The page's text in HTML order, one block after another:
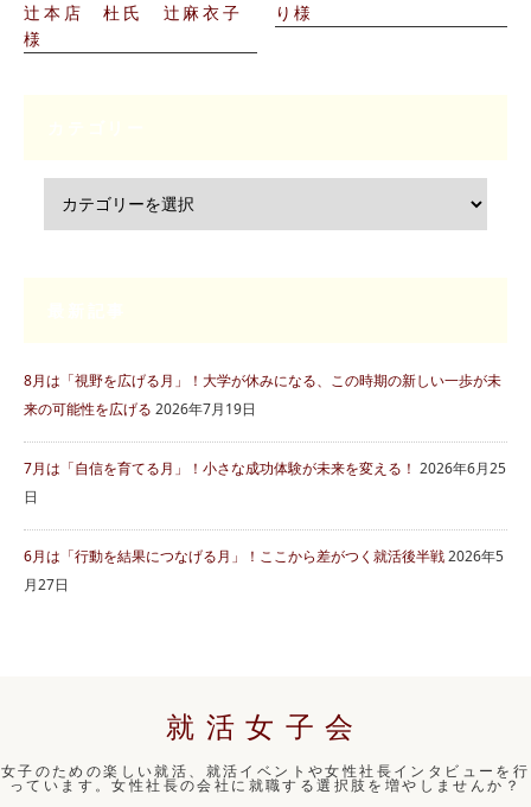
辻本店 杜氏 辻麻衣子
様
り様
8月は「視野を広げる月」！大学が休みになる、この時期の新しい一歩が未
来の可能性を広げる 2026年7月19日
7月は「自信を育てる月」！小さな成功体験が未来を変える！ 2026年6月25
日
6月は「行動を結果につなげる月」！ここから差がつく就活後半戦2026年5
月27日
就活女子会
女子のための楽しい就活、就活イベントや女性社長インタビューを行
っています。女性社長の会社に就職する選択肢を増やしませんか？